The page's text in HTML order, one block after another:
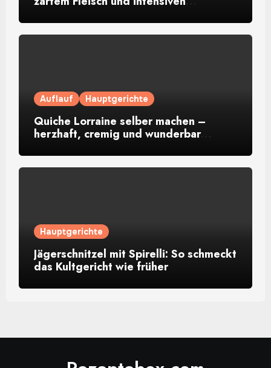
Auflauf Hauptgerichte
Quiche Lorraine selber machen –
herzhaft, cremig und wunderbar
Hauptgerichte
Jägerschnitzel mit Spirelli: So schmeckt
das Kultgericht wie früher